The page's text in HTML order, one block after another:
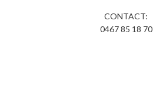
CONTACT:
0467 85 18 70